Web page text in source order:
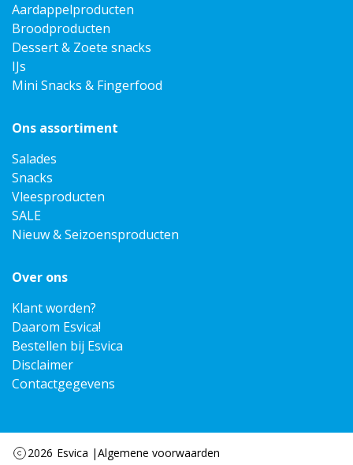
Aardappelproducten
Broodproducten
Dessert & Zoete snacks
IJs
Mini Snacks & Fingerfood
Ons assortiment
Salades
Snacks
Vleesproducten
SALE
Nieuw & Seizoensproducten
Over ons
Klant worden?
Daarom Esvica!
Bestellen bij Esvica
Disclaimer
Contactgegevens
2026 Esvica |Algemene voorwaarden